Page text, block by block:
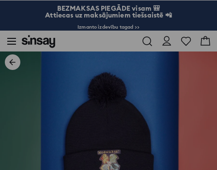
BEZMAKSAS PIEGĀDE visam 🎒
Attiecas uz maksājumiem tiešsaistē 📲
Izmanto izdevību tagad >>